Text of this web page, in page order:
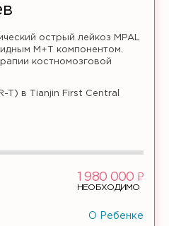
острый лейкоз MPAL
M+T компонентом.
костномозговой
T) в Tianjin First Central
1 980 000 ф
НЕОБХОДИМО
О Ребенке